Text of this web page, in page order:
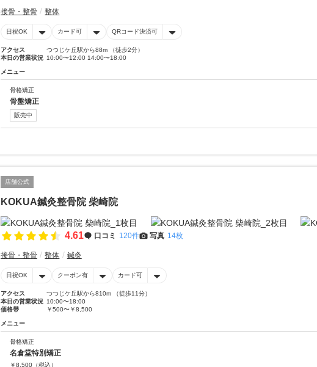
接骨・整骨 整体
日祝OK カード可 QRコード決済可
アクセス
つつじケ丘駅から88m （徒歩2分）
本日の営業状況 10:00〜12:00 14:00〜18:00
メニュー
骨格矯正
骨盤矯正
販売中
店舗公式
KOKUA鍼灸整骨院 柴崎院
4.61 口コミ 120件 写真 14枚
接骨・整骨 整体 鍼灸
日祝OK クーポン有 カード可
アクセス
つつじケ丘駅から810m （徒歩11分）
本日の営業状況 10:00〜18:00
価格帯
￥500〜￥8,500
メニュー
骨格矯正
名倉堂特別矯正
￥8,500 （税込）